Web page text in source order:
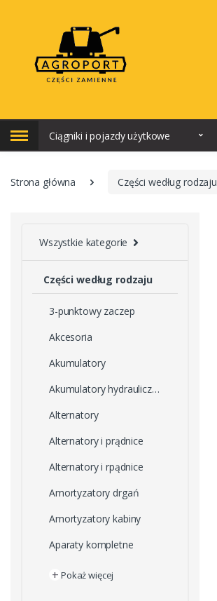
Ciągniki i pojazdy użytkowe
Strona główna Części według rodzaju
Wszystkie kategorie
Części według rodzaju
3-punktowy zaczep
Akcesoria
Akumulatory
Akumulatory hydrauliczne
Alternatory
Alternatory i prądnice
Alternatory i rpądnice
Amortyzatory drgań
Amortyzatory kabiny
Aparaty kompletne
+ Pokaż więcej